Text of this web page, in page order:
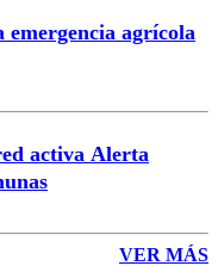
agrícola
activa Alerta
VER MÁS